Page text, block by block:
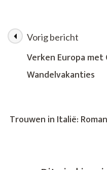
Berichtnavigatie
Vorig bericht
Verken Europa
Wandelvakanties
Trouwen in Italië: